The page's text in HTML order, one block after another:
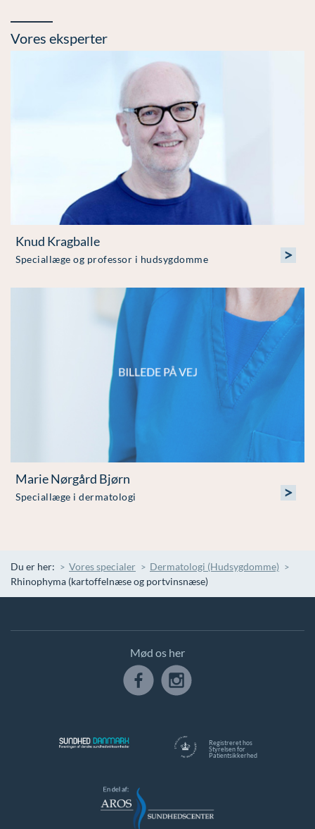
Vores eksperter
Knud Kragballe
Speciallæge og professor i hudsygdomme >
Marie Nørgård Bjørn
Speciallæge i dermatologi >
Du er her: Vores specialer
Dermatologi (Hudsygdomme)
Rhinophyma (kartoffelnæse og portvinsnæse)
Registreret hos
Styrelsen for
Patientsikkerhed
Mød os her